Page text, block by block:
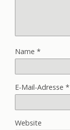
Name *
E-Mail-Adresse *
Website